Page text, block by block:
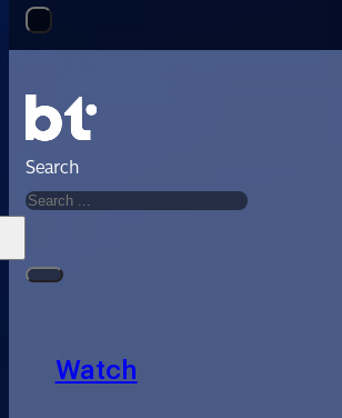
Search
Watch